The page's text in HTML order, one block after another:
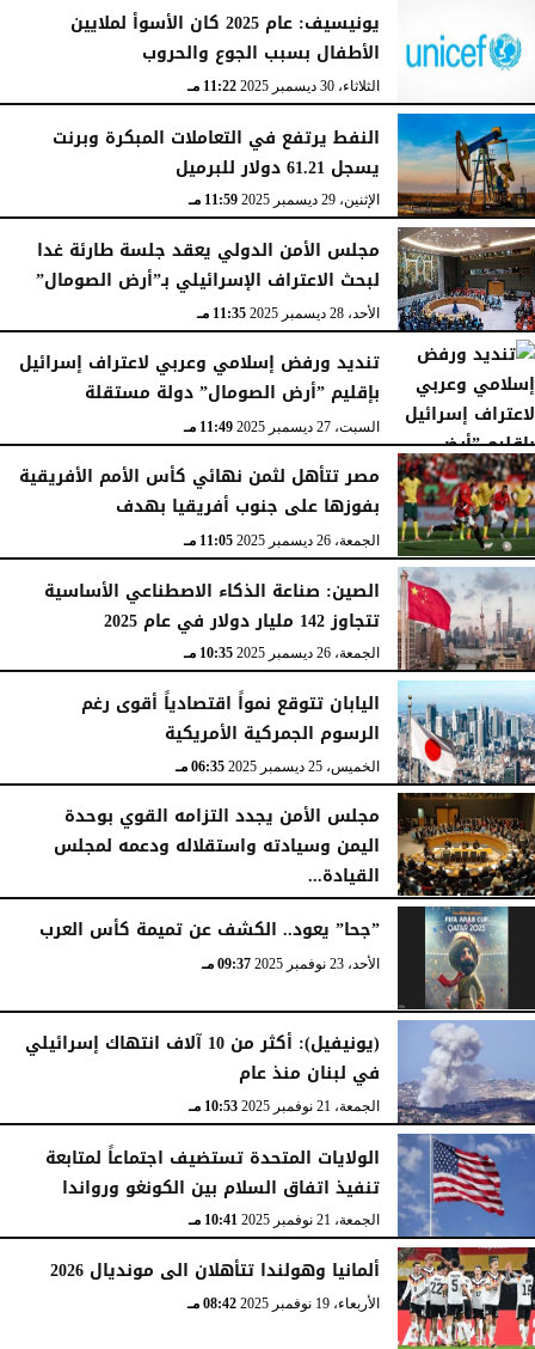
يونيسيف: عام 2025 كان الأسوأ لملايين
الأطفال بسبب الجوع والحروب
الثلاثاء، 30 ديسمبر 2025 11:22 مـ
النفط يرتفع في التعاملات المبكرة وبرنت
يسجل 61.21 دولار للبرميل
الإثنين، 29 ديسمبر 2025 11:59 مـ
مجلس الأمن الدولي يعقد جلسة طارئة غدا
لبحث الاعتراف الإسرائيلي بـ”أرض الصومال”
الأحد، 28 ديسمبر 2025 11:35 مـ
تنديد ورفض إسلامي وعربي لاعتراف إسرائيل
بإقليم ”أرض الصومال” دولة مستقلة
السبت، 27 ديسمبر 2025 11:49 مـ
مصر تتأهل لثمن نهائي كأس الأمم الأفريقية
بفوزها على جنوب أفريقيا بهدف
الجمعة، 26 ديسمبر 2025 11:05 مـ
الصين: صناعة الذكاء الاصطناعي الأساسية
تتجاوز 142 مليار دولار في عام 2025
الجمعة، 26 ديسمبر 2025 10:35 مـ
اليابان تتوقع نمواً اقتصادياً أقوى رغم
الرسوم الجمركية الأمريكية
الخميس، 25 ديسمبر 2025 06:35 مـ
مجلس الأمن يجدد التزامه القوي بوحدة
اليمن وسيادته واستقلاله ودعمه لمجلس
القيادة...
الأربعاء، 24 ديسمبر 2025
”جحا” يعود.. الكشف عن تميمة كأس العرب
الأحد، 23 نوفمبر 2025 09:37 مـ
(يونيفيل): أكثر من 10 آلاف انتهاك إسرائيلي
في لبنان منذ عام
الجمعة، 21 نوفمبر 2025 10:53 مـ
الولايات المتحدة تستضيف اجتماعاً لمتابعة
تنفيذ اتفاق السلام بين الكونغو ورواندا
الجمعة، 21 نوفمبر 2025 10:41 مـ
ألمانيا وهولندا تتأهلان الى مونديال 2026
الأربعاء، 19 نوفمبر 2025 08:42 مـ